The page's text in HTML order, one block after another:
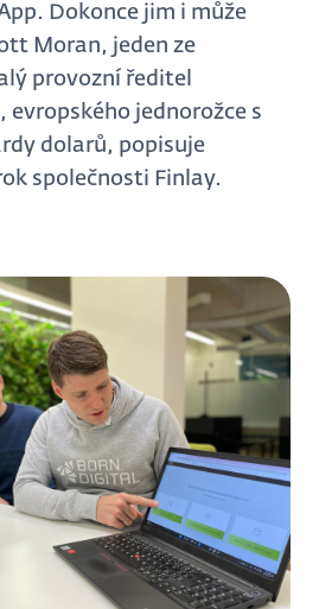
Dokonce jim i může
Moran, jeden ze
provozní ředitel
evropského jednorožce s
dolarů, popisuje
společnosti Finlay.